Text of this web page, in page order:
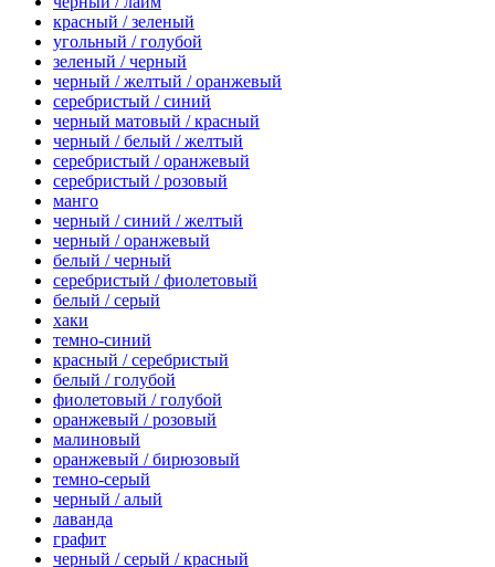
красный / зеленый
угольный / голубой
зеленый / черный
черный / желтый / оранжевый
серебристый / синий
черный матовый / красный
черный / белый / желтый
серебристый / оранжевый
серебристый / розовый
манго
черный / синий / желтый
черный / оранжевый
белый / черный
серебристый / фиолетовый
белый / серый
хаки
темно-синий
красный / серебристый
белый / голубой
фиолетовый / голубой
оранжевый / розовый
малиновый
оранжевый / бирюзовый
темно-серый
черный / алый
лаванда
графит
черный / серый / красный